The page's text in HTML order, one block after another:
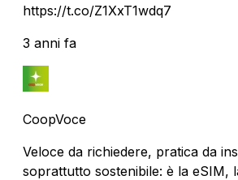
https://t.co/Z1XxT1wdq7
3 anni fa
CoopVoce
Veloce da richiedere, pratica da
soprattutto sostenibile: è la eSIM,